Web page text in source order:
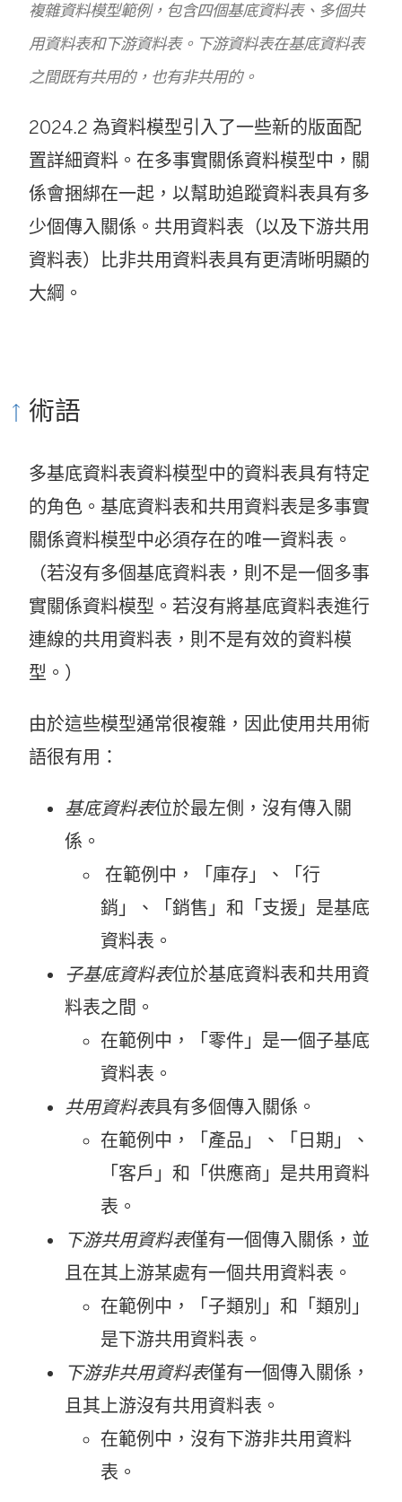
複雜資料模型範例，包含四個基底資料表、多個共
用資料表和下游資料表。下游資料表在基底資料表
之間既有共用的，也有非共用的。
2024.2 為資料模型引入了一些新的版面配
置詳細資料。在多事實關係資料模型中，關
係會捆綁在一起，以幫助追蹤資料表具有多
少個傳入關係。共用資料表（以及下游共用
資料表）比非共用資料表具有更清晰明顯的
大綱。
術語
多基底資料表資料模型中的資料表具有特定
的角色。基底資料表和共用資料表是多事實
關係資料模型中必須存在的唯一資料表。
（若沒有多個基底資料表，則不是一個多事
實關係資料模型。若沒有將基底資料表進行
連線的共用資料表，則不是有效的資料模
型。）
由於這些模型通常很複雜，因此使用共用術
語很有用：
基底資料表位於最左側，沒有傳入關
係。
在範例中，「庫存」、「行
銷」、「銷售」和「支援」是基底
資料表。
子基底資料表位於基底資料表和共用資
料表之間。
在範例中，「零件」是一個子基底
資料表。
共用資料表具有多個傳入關係。
在範例中，「產品」、「日期」、
「客戶」和「供應商」是共用資料
表。
下游共用資料表僅有一個傳入關係，並
且在其上游某處有一個共用資料表。
在範例中，「子類別」和「類別」
是下游共用資料表。
下游非共用資料表僅有一個傳入關係，
且其上游沒有共用資料表。
在範例中，沒有下游非共用資料
表。